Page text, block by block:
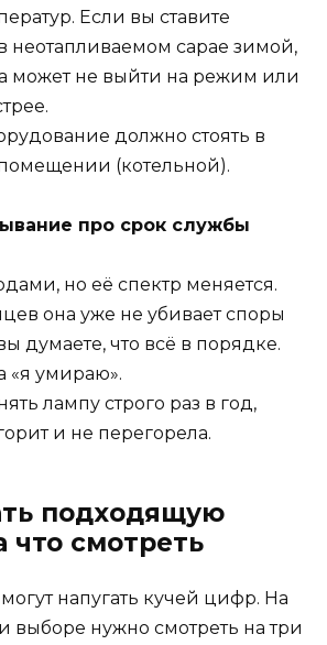
Если вы ставите
неотапливаемом сарае зимой,
может не выйти на режим или
должно стоять в
(котельной).
про срок службы
но её спектр меняется.
она уже не убивает споры
думаете, что всё в порядке.
«я умираю».
лампу строго раз в год,
и не перегорела.
подходящую
что смотреть
напугать кучей цифр. На
выборе нужно смотреть на три